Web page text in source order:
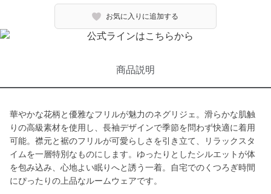
お気に入りに追加する
商品説明
華やかな花柄と優雅なフリルが魅力のネグリジェ。滑らかな肌触
りの高級素材を使用し、長袖デザインで季節を問わず快適に着用
可能。襟元と裾のフリルが可愛らしさを引き立て、リラックスタ
イムを一層特別なものにします。ゆったりとしたシルエットが体
を包み込み、心地よい眠りへと誘う一着。自宅でのくつろぎ時間
にぴったりの上品なルームウェアです。